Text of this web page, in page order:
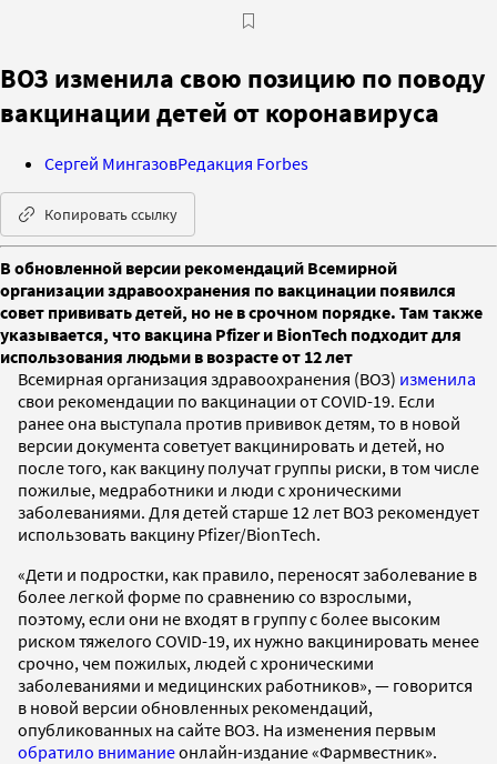
ВОЗ изменила свою позицию по поводу
вакцинации детей от коронавируса
Сергей МингазовРедакция Forbes
Копировать ссылку
В обновленной версии рекомендаций Всемирной
организации здравоохранения по вакцинации появился
совет прививать детей, но не в срочном порядке. Там также
указывается, что вакцина Pfizer и BionTech подходит для
использования людьми в возрасте от 12 лет
Всемирная организация здравоохранения (ВОЗ) изменила
свои рекомендации по вакцинации от COVID-19. Если
ранее она выступала против прививок детям, то в новой
версии документа советует вакцинировать и детей, но
после того, как вакцину получат группы риски, в том числе
пожилые, медработники и люди с хроническими
заболеваниями. Для детей старше 12 лет ВОЗ рекомендует
использовать вакцину Pfizer/BionTech.
«Дети и подростки, как правило, переносят заболевание в
более легкой форме по сравнению со взрослыми,
поэтому, если они не входят в группу с более высоким
риском тяжелого COVID-19, их нужно вакцинировать менее
срочно, чем пожилых, людей с хроническими
заболеваниями и медицинских работников», — говорится
в новой версии обновленных рекомендаций,
опубликованных на сайте ВОЗ. На изменения первым
обратило вниманиеонлайн-издание «Фармвестник».